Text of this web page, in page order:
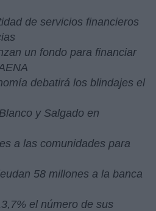
de servicios financieros
un fondo para financiar
debatirá los blindajes el
y Salgado en
a las comunidades para
58 millones a la banca
el número de sus